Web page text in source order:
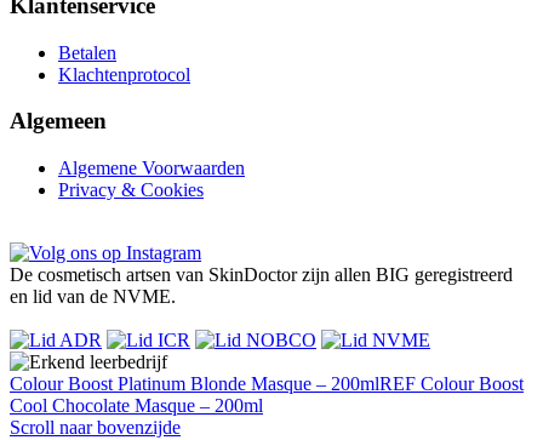
Klantenservice
Betalen
Klachtenprotocol
Algemeen
Algemene Voorwaarden
Privacy & Cookies
De cosmetisch artsen van SkinDoctor zijn allen BIG geregistreerd
en lid van de NVME.
Colour Boost Platinum Blonde Masque – 200mlREF Colour Boost
Cool Chocolate Masque – 200ml
Scroll naar bovenzijde